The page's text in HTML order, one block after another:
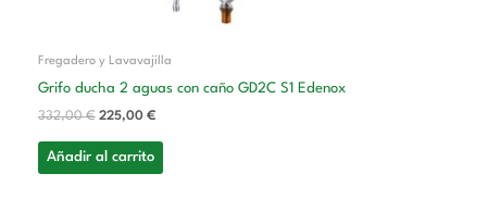
Fregadero y Lavavajilla
Grifo ducha 2 aguas con caño GD2C S1 Edenox
332,00€ 225,00 €
Añadir al carrito